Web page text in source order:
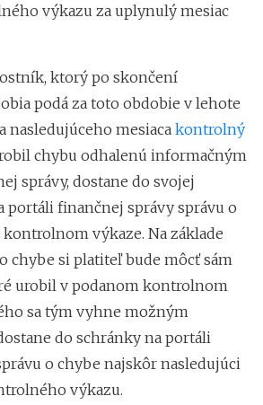
výkazu za uplynulý mesiac
ktorý po skončení
podá za toto obdobie v lehote
nasledujúceho mesiaca kontrolný
chybu odhalenú informačným
správy, dostane do svojej
portáli finančnej správy správu o
výkaze. Na základe
chybe si platiteľ bude môcť sám
urobil v podanom kontrolnom
sa tým vyhne možným
do schránky na portáli
o chybe najskôr nasledujúci
výkazu.